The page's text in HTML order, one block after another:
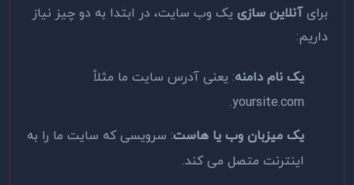
برایآنلاین سازی یک وب سایت، در ابتدا به دو چیز نیاز
داریم:
یک نام دامنه: یعنی آدرس سایت ما مثلاً
yoursite.com.
یک میزبان وب یا هاست: سرویسی که سایت ما را به
اینترنت متصل می کند.